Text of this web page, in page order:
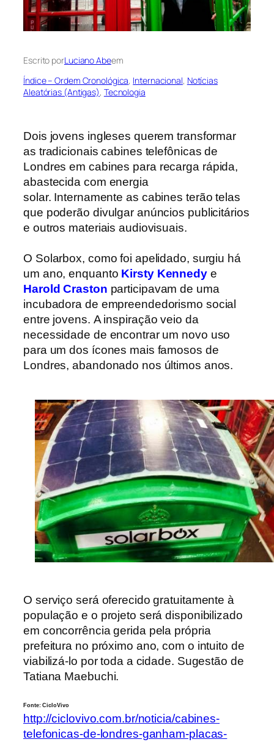
Escrito porLuciano Abeem
Índice – Ordem Cronológica, Internacional, Notícias
Aleatórias (Antigas), Tecnologia
Dois jovens ingleses querem transformar
as tradicionais cabines telefônicas de
Londres em cabines para recarga rápida,
abastecida com energia
solar. Internamente as cabines terão telas
que poderão divulgar anúncios publicitários
e outros materiais audiovisuais.
O Solarbox, como foi apelidado, surgiu há
um ano, enquanto Kirsty Kennedye
Harold Craston participavam de uma
incubadora de empreendedorismo social
entre jovens. A inspiração veio da
necessidade de encontrar um novo uso
para um dos ícones mais famosos de
Londres, abandonado nos últimos anos.
O serviço será oferecido gratuitamente à
população e o projeto será disponibilizado
em concorrência gerida pela própria
prefeitura no próximo ano, com o intuito de
viabilizá-lo por toda a cidade. Sugestão de
Tatiana Maebuchi.
Fonte: CicloVivo
http://ciclovivo.com.br/noticia/cabines-
telefonicas-de-londres-ganham-placas-